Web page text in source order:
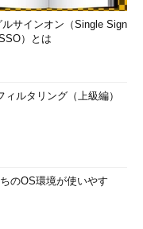
ルサインオン（Single Sign
）とは
ルタリング（上級編）
のOS環境が使いやす